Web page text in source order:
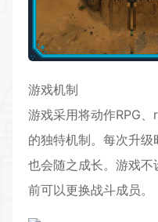
游戏机制
游戏采用将动作RPG
的独特机制。每次升
也会随之成长。游戏
前可以更换战斗成员。